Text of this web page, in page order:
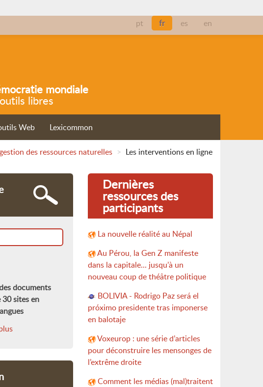
mondiale
libres
Web Lexicommon
des ressources naturelles > Les interventions en ligne
documents
30 sites en
Dernières
ressources des
participants
La nouvelle réalité au Népal
Au Pérou, la Gen Z manifeste
dans la capitale... jusqu’à un
nouveau coup de théâtre politique
BOLIVIA - Rodrigo Paz será el
próximo presidente tras imponerse
en balotaje
Voxeurop : une série d’articles
pour déconstruire les mensonges de
l’extrême droite
Comment les médias (mal)traitent
pt fr es en